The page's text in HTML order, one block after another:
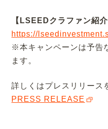
【LSEEDクラファン紹
https://
※本キャンペーンは予告
ます。
詳しくはプレスリリース
PRESS RELEASE